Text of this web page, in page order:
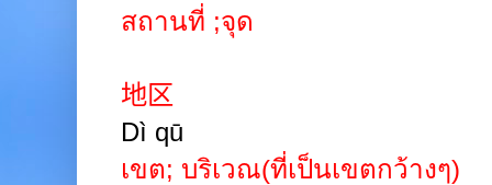
สถานที่ ;จุด
地区
Dì qū
เขต; บริเวณ(ที่เป็นเขตกว้างๆ)